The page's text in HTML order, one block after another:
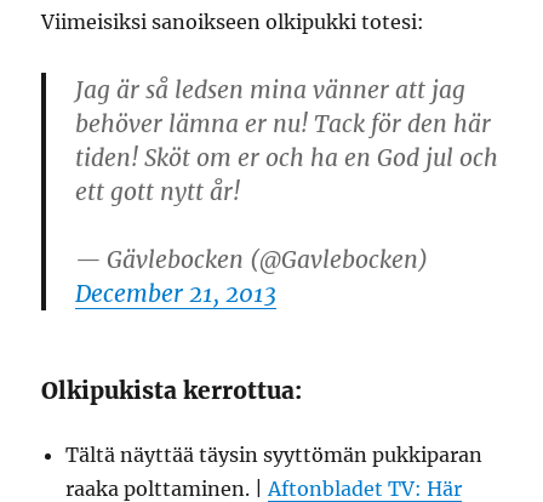
Viimeisiksi sanoikseen olkipukki totesi:
Jag är så ledsen mina vänner att jag
behöver lämna er nu! Tack för den här
tiden! Sköt om er och ha en God jul och
ett gott nytt år!
— Gävlebocken (@Gavlebocken)
December 21, 2013
Olkipukista kerrottua:
Tältä näyttää täysin syyttömän pukkiparan
raaka polttaminen. | Aftonbladet TV: Här